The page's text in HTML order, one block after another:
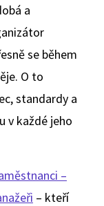
a
se během
O to
standardy a
v každé jeho
–
– kteří